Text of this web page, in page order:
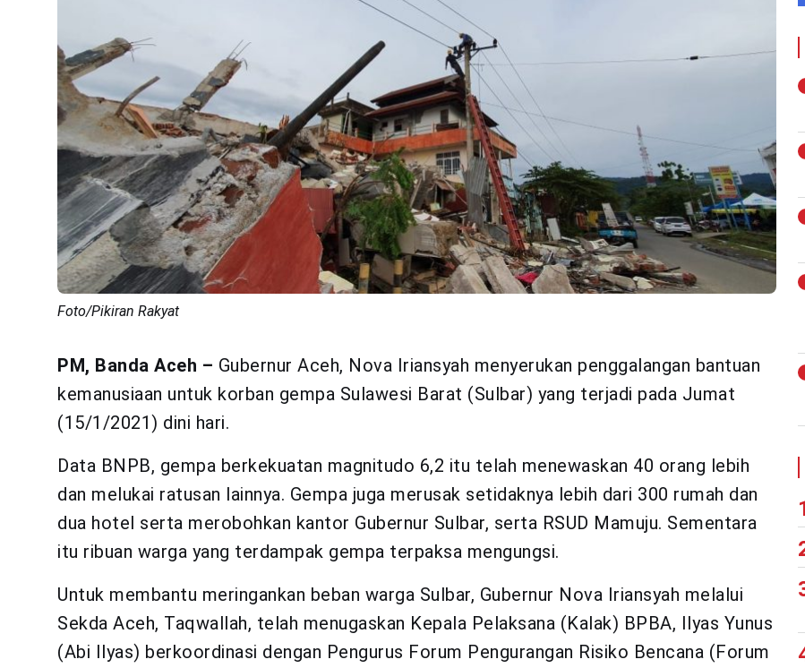
Foto/Pikiran Rakyat
PM, Banda Aceh – Gubernur Aceh, Nova Iriansyah menyerukan penggalangan bantuan
kemanusiaan untuk korban gempa Sulawesi Barat (Sulbar) yang terjadi pada Jumat
(15/1/2021) dini hari.
Data BNPB, gempa berkekuatan magnitudo 6,2 itu telah menewaskan 40 orang lebih
dan melukai ratusan lainnya. Gempa juga merusak setidaknya lebih dari 300 rumah dan
dua hotel serta merobohkan kantor Gubernur Sulbar, serta RSUD Mamuju. Sementara
itu ribuan warga yang terdampak gempa terpaksa mengungsi.
Untuk membantu meringankan beban warga Sulbar, Gubernur Nova Iriansyah melalui
Sekda Aceh, Taqwallah, telah menugaskan Kepala Pelaksana (Kalak) BPBA, Ilyas Yunus
(Abi Ilyas) berkoordinasi dengan Pengurus Forum Pengurangan Risiko Bencana (Forum